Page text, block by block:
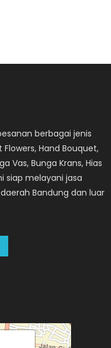
berbagai jenis
Hand Bouquet,
Vas, Bunga Krans, Hias
siap melayani jasa
Bandung dan luar